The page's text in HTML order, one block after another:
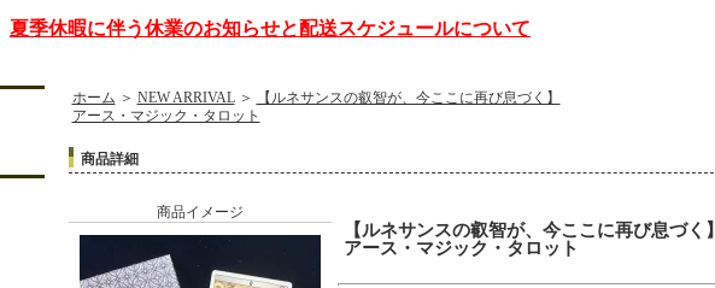
夏季休暇に伴う休業のお知らせと配送スケジュールについて
ホーム ＞ NEW ARRIVAL＞
【ルネサンスの叡智が、今ここに再び息づく】
アース・マジック・タロット
商品詳細
商品イメージ
【ルネサンスの叡智が、今ここに再び息づく】
アース・マジック・タロット